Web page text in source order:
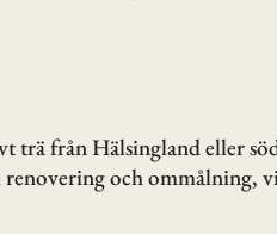
från Hälsingland eller
och ommålning,